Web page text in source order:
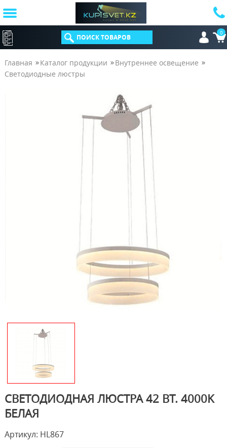
КАТАЛОГ 0
Главная Каталог продукции
Внутреннее освещение
Светодиодные люстры
СВЕТОДИОДНАЯ ЛЮСТРА 42 ВТ. 4000K
БЕЛАЯ
Артикул: HL867